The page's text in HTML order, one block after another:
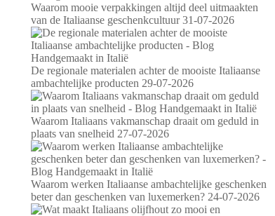
Waarom mooie verpakkingen altijd deel uitmaakten
van de Italiaanse geschenkcultuur 31-07-2026
De regionale materialen achter de mooiste Italiaanse
ambachtelijke producten 29-07-2026
Waarom Italiaans vakmanschap draait om geduld in
plaats van snelheid 27-07-2026
Waarom werken Italiaanse ambachtelijke geschenken
beter dan geschenken van luxemerken? 24-07-2026